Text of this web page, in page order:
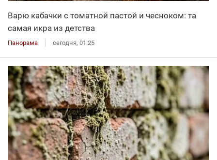
Варю кабачки с томатной пастой и чесноком: та
самая икра из детства
Панорама сегодня, 01:25